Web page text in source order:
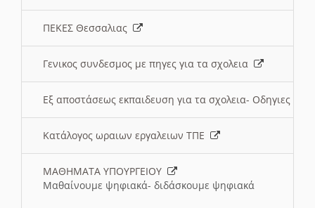
ΠΕΚΕΣ Θεσσαλιας
Γενικος συνδεσμος με πηγες για τα σχολεια
Εξ αποστάσεως εκπαιδευση για τα σχολεια- Οδηγιες
Κατάλογος ωραιων εργαλειων ΤΠΕ
ΜΑΘΗΜΑΤΑ ΥΠΟΥΡΓΕΙΟΥ
Μαθαίνουμε ψηφιακά- διδάσκουμε ψηφιακά